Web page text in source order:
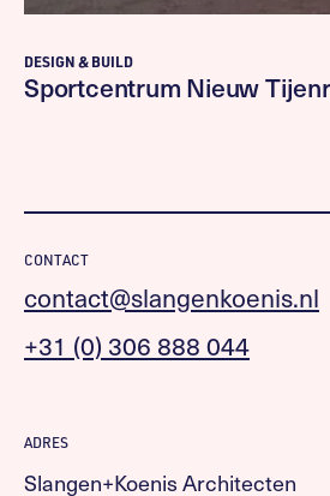
DESIGN & BUILD
Sportcentrum Nieuw
CONTACT
contact@slangenkoenis.nl
+31 (0) 306 888 044
ADRES
Slangen+Koenis Architecten